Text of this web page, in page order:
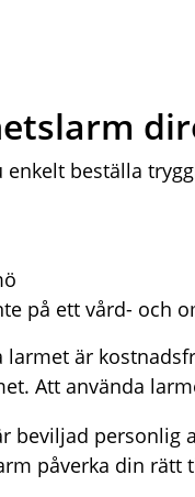
enkelt beställa
på ett vård- och
är
Att använda
beviljad personlig
påverka din